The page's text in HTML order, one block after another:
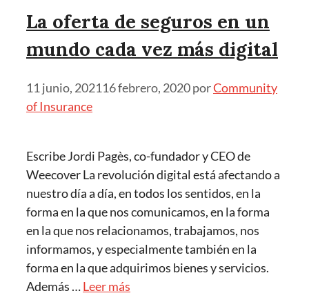
La oferta de seguros en un
mundo cada vez más digital
11 junio, 202116 febrero, 2020porCommunity
of Insurance
Escribe Jordi Pagès, co-fundador y CEO de
Weecover La revolución digital está afectando a
nuestro día a día, en todos los sentidos, en la
forma en la que nos comunicamos, en la forma
en la que nos relacionamos, trabajamos, nos
informamos, y especialmente también en la
forma en la que adquirimos bienes y servicios.
Además …Leer más